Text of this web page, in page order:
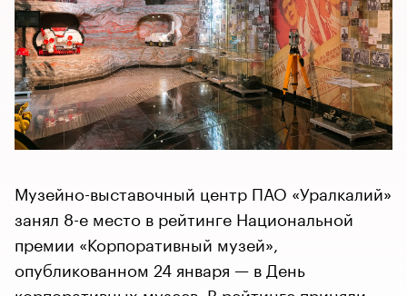
Музейно-выставочный центр ПАО «Уралкалий»
занял 8-е место в рейтинге Национальной
премии «Корпоративный музей»,
опубликованном 24 января — в День